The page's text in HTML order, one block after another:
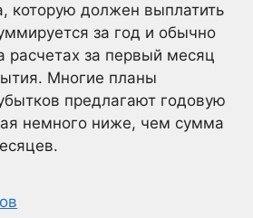
которую должен выплатить
за год и обычно
расчетах за первый месяц
Многие планы
предлагают годовую
немного ниже, чем сумма